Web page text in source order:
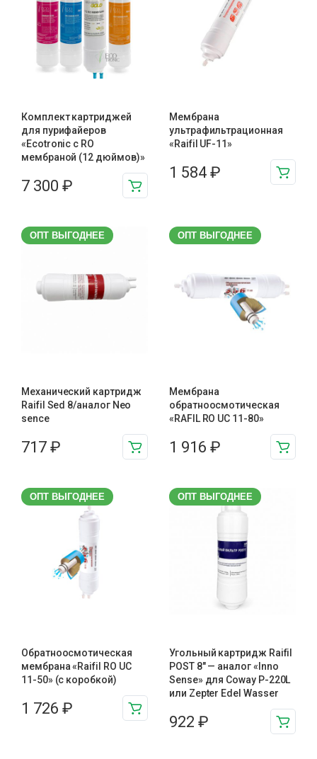
Комплект картриджей
для пурифайеров
«Ecotronic с RO
мембраной (12 дюймов)»
7 300 ₽
Мембрана
ультрафильтрационная
«Raifil UF-11»
1 584 ₽
ОПТ ВЫГОДНЕЕ
Механический картридж
Raifil Sed 8/аналог Neo
sence
717 ₽
ОПТ ВЫГОДНЕЕ
Мембрана
обратноосмотическая
«RAFIL RO UC 11-80»
1 916 ₽
ОПТ ВЫГОДНЕЕ
Обратноосмотическая
мембрана «Raifil RO UC
11-50» (с коробкой)
1 726 ₽
ОПТ ВЫГОДНЕЕ
Угольный картридж Raifil
POST 8″ — аналог «Inno
Sense» для Coway P-220L
или Zepter Edel Wasser
922 ₽